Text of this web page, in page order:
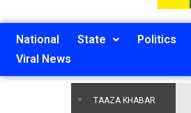
National State Politics
Viral News
TAAZA KHABAR